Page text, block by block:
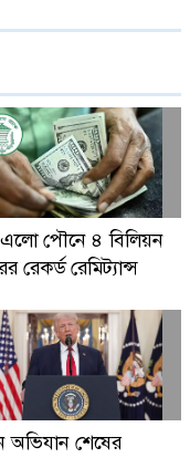
এলো লেনোভো ঈদ
Inclusive
এলো পৌনে ৪ বিলিয়ন
রেকর্ড রেমিট্যান্স
অভিযান শেষের